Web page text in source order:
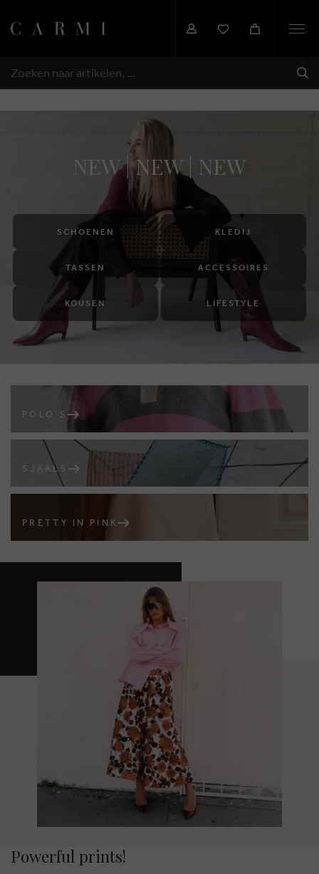
ZOEKEN
NEW | NEW | NEW
SCHOENEN KLEDIJ
TASSEN ACCESSOIRES
KOUSEN LIFESTYLE
POLO'S
SJAALS
PRETTY IN PINK
Powerful prints!